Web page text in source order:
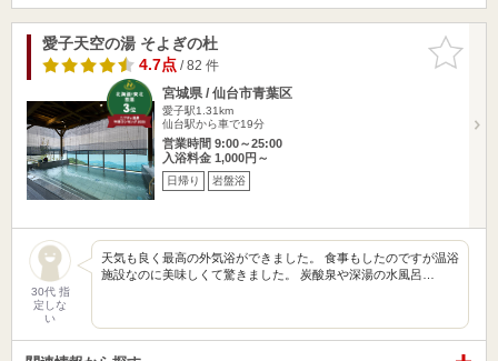
お気に入
りに追加
愛子天空の湯 そよぎの杜
4.7点/ 82 件
宮城県 / 仙台市青葉区
愛子駅1.31km
仙台駅から車で19分
営業時間 9:00～25:00
入浴料金 1,000円～
日帰り 岩盤浴
30代 指
定しな
い
天気も良く最高の外気浴ができました。 食事もしたのですが温浴
施設なのに美味しくて驚きました。 炭酸泉や深湯の水風呂…